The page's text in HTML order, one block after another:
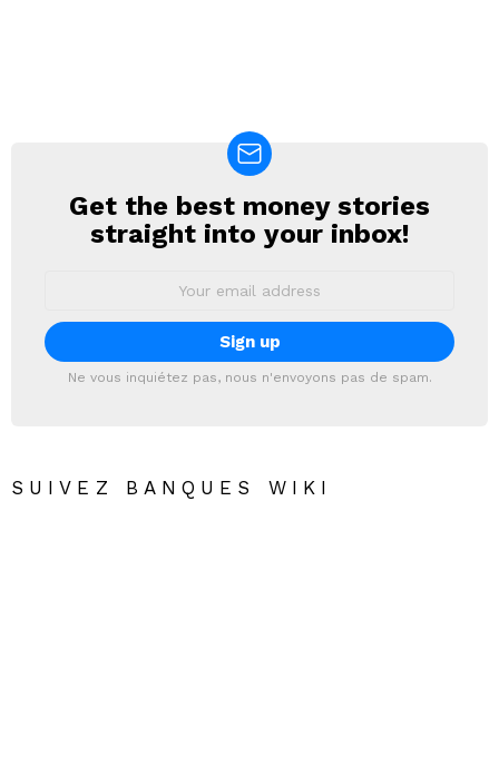
NEWSLETTER
Get the best money stories
straight into your inbox!
Ne vous inquiétez pas, nous n'envoyons pas de spam.
SUIVEZ BANQUES WIKI